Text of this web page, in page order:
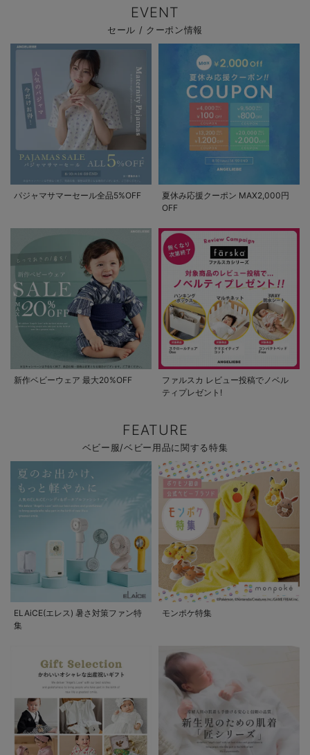
EVENT
セール / クーポン情報
パジャマサマーセール全品5%OFF
夏休み応援クーポン MAX2,000円
OFF
新作ベビーウェア 最大20%OFF
ファルスカ レビュー投稿でノベル
ティプレゼント!
FEATURE
ベビー服/ベビー用品に関する特集
ELAiCE(エレス) 暑さ対策ファン特
集
モンポケ特集